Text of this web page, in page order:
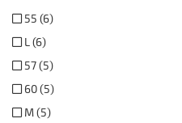
55 (6)
L (6)
57 (5)
60 (5)
M (5)